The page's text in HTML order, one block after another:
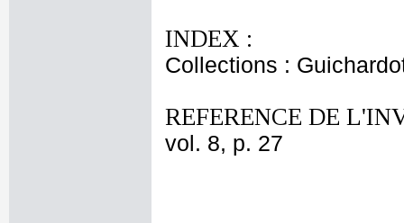
INDEX :
Collections :
REFERENCE DE
vol. 8, p. 27